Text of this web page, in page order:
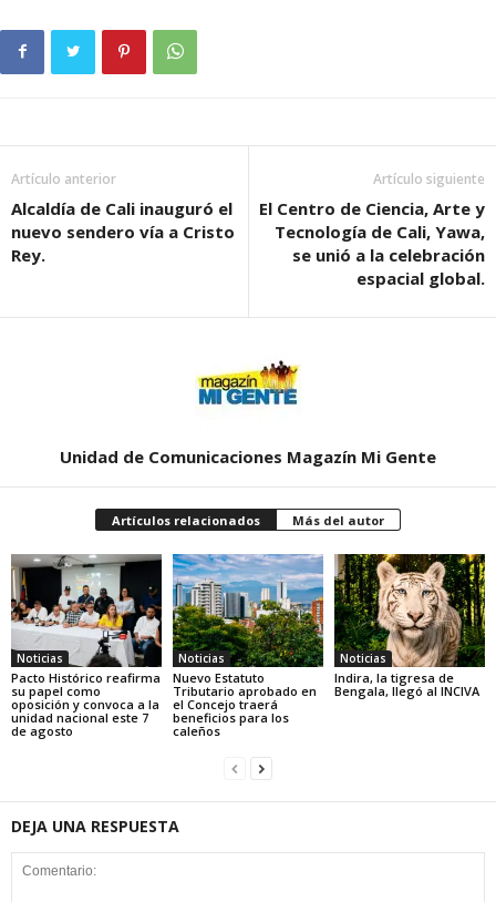
Artículo anterior
Alcaldía de Cali inauguró el
nuevo sendero vía a Cristo
Rey.
Artículo siguiente
El Centro de Ciencia, Arte y
Tecnología de Cali, Yawa,
se unió a la celebración
espacial global.
Unidad de Comunicaciones Magazín Mi Gente
Artículos relacionados Más del autor
Noticias
Pacto Histórico reafirma
su papel como
oposición y convoca a la
unidad nacional este 7
de agosto
Noticias
Nuevo Estatuto
Tributario aprobado en
el Concejo traerá
beneficios para los
caleños
Noticias
Indira, la tigresa de
Bengala, llegó al INCIVA
DEJA UNA RESPUESTA